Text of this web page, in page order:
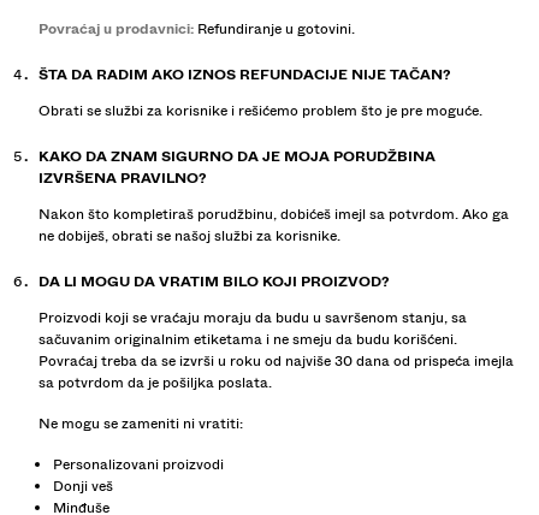
Povraćaj u prodavnici: Refundiranje u gotovini.
ŠTA DA RADIM AKO IZNOS REFUNDACIJE NIJE TAČAN?
Obrati se službi za korisnike i rešićemo problem što je pre moguće.
KAKO DA ZNAM SIGURNO DA JE MOJA PORUDŽBINA
IZVRŠENA PRAVILNO?
Nakon što kompletiraš porudžbinu, dobićeš imejl sa potvrdom. Ako ga
ne dobiješ, obrati se našoj službi za korisnike.
DA LI MOGU DA VRATIM BILO KOJI PROIZVOD?
Proizvodi koji se vraćaju moraju da budu u savršenom stanju, sa
sačuvanim originalnim etiketama i ne smeju da budu korišćeni.
Povraćaj treba da se izvrši u roku od najviše 30 dana od prispeća imejla
sa potvrdom da je pošiljka poslata.
Ne mogu se zameniti ni vratiti:
Personalizovani proizvodi
Donji veš
Minđuše